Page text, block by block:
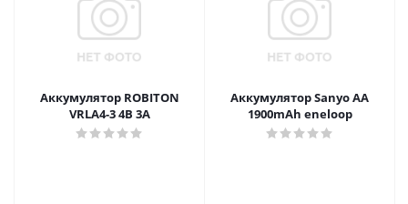
Аккумулятор ROBITON
VRLA4-3 4B 3A
Аккумулятор Sanyo AA
1900mAh eneloop